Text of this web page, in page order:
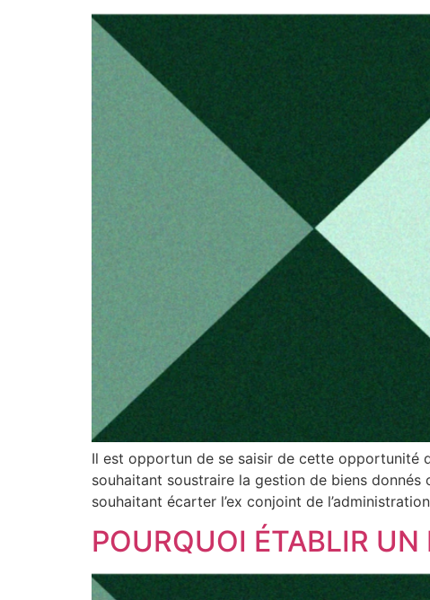
Il est opportun de se saisir de cette opportunité
souhaitant soustraire la gestion de biens donnés
souhaitant écarter l’ex conjoint de
POURQUOI ÉTABLIR